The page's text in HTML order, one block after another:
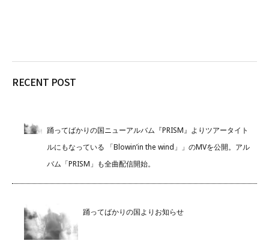
RECENT POST
踊ってばかりの国ニューアルバム『PRISM』よりツアータイト
ルにもなっている 「Blowin’in the wind」」のMVを公開。アル
バム「PRISM」も全曲配信開始。
踊ってばかりの国よりお知らせ